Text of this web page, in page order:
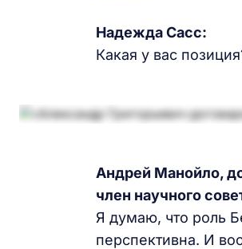
Надежда Сасс:
Какая у вас
Андрей Манойло,
член научного
Я думаю, что роль
перспективна. И